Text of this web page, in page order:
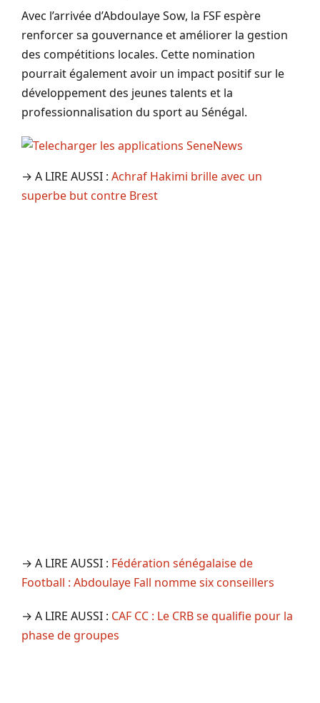
Avec l’arrivée d’Abdoulaye Sow, la FSF espère
renforcer sa gouvernance et améliorer la gestion
des compétitions locales. Cette nomination
pourrait également avoir un impact positif sur le
développement des jeunes talents et la
professionnalisation du sport au Sénégal.
→ A LIRE AUSSI : Achraf Hakimi brille avec un
superbe but contre Brest
→ A LIRE AUSSI : Fédération sénégalaise de
Football : Abdoulaye Fall nomme six conseillers
→ A LIRE AUSSI : CAF CC : Le CRB se qualifie pour la
phase de groupes